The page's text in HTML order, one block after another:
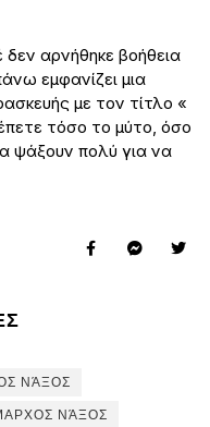
αρνήθηκε βοήθεια
εμφανίζει μια
με τον τίτλο «
τόσο το μύτο, όσο
ψάξουν πολύ για να
ΝΆΞΟΣ
ΝΆΞΟΣ